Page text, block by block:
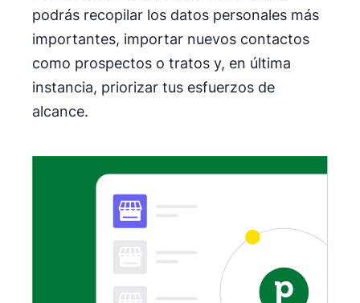
podrás recopilar los datos personales más
importantes, importar nuevos contactos
como prospectos o tratos y, en última
instancia, priorizar tus esfuerzos de
alcance.